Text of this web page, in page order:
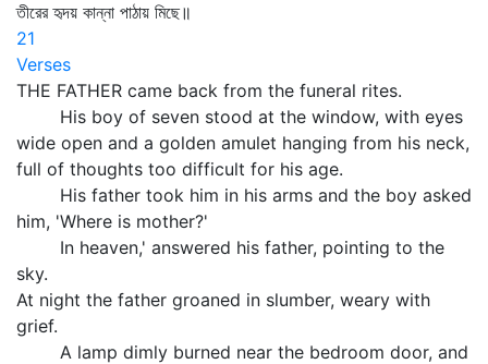
তীরের হৃদয় কান্না পাঠায় মিছে॥
21
Verses
THE FATHER came back from the funeral rites.
His boy of seven stood at the window, with eyes
wide open and a golden amulet hanging from his neck,
full of thoughts too difficult for his age.
His father took him in his arms and the boy asked
him, 'Where is mother?'
In heaven,' answered his father, pointing to the
sky.
At night the father groaned in slumber, weary with
grief.
A lamp dimly burned near the bedroom door, and